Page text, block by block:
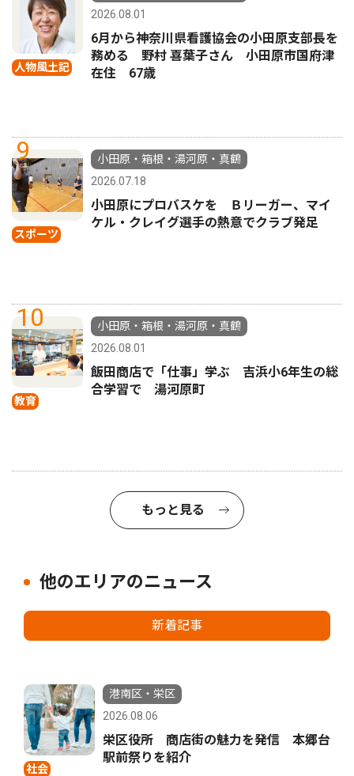
人物風土記
2026.08.01
6月から神奈川県看護協会の小田原支部長を
務める 野村 喜葉子さん 小田原市国府津
在住 67歳
9
スポーツ
小田原・箱根・湯河原・真鶴
2026.07.18
小田原にプロバスケを Ｂリーガー、マイ
ケル・クレイグ選手の熱意でクラブ発足
10
教育
小田原・箱根・湯河原・真鶴
2026.08.01
飯田商店で「仕事」学ぶ 吉浜小6年生の総
合学習で 湯河原町
もっと見る
他のエリアのニュース
新着記事
社会
港南区・栄区
2026.08.06
栄区役所 商店街の魅力を発信 本郷台
駅前祭りを紹介